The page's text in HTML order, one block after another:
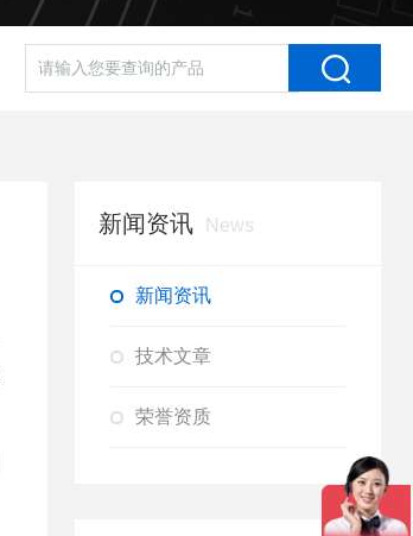
新闻资讯 News
新闻资讯
技术文章
荣誉资质